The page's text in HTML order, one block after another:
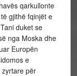
qarkullonte
gjithë fqinjët e
duket se
nga Moska dhe
Europën
e
për